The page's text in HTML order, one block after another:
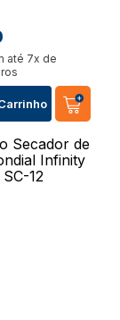
até 7x de